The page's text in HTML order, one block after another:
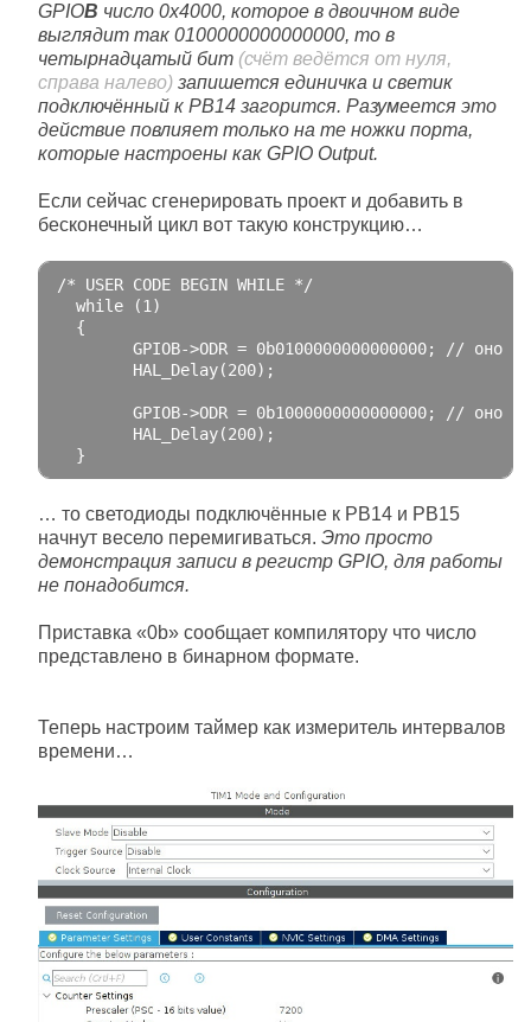
GPIOB число 0x4000, которое в двоичном виде
выглядит так 0100000000000000, то в
четырнадцатый бит (счёт ведётся от нуля,
справа налево) запишется единичка и светик
подключённый к РВ14 загорится. Разумеется это
действие повлияет только на те ножки порта,
которые настроены как GPIO Output.
Если сейчас сгенерировать проект и добавить в
бесконечный цикл вот такую конструкцию…
/* USER CODE BEGIN WHILE */
while
(1)
{
GPIOB->ODR = 0b0100000000000000;
// оно
HAL_Delay(200);
GPIOB->ODR = 0b1000000000000000;
// оно
HAL_Delay(200);
}
… то светодиоды подключённые к РВ14 и РВ15
начнут весело перемигиваться. Это просто
демонстрация записи в регистр GPIO, для работы
не понадобится.
Приставка «0b» сообщает компилятору что число
представлено в бинарном формате.
Теперь настроим таймер как измеритель интервалов
времени…